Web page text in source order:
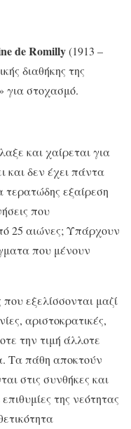
deRomilly(1913 –
διαθήκης της
για στοχασμό.
και χαίρεται για
και δεν έχει πάντα
τερατώδης εξαίρεση
που
25 αιώνες; Υπάρχουν
που μένουν
εξελίσσονται μαζί
αριστοκρατικές,
την τιμή άλλοτε
Τα πάθη αποκτούν
στις συνθήκες και
της νεότητας